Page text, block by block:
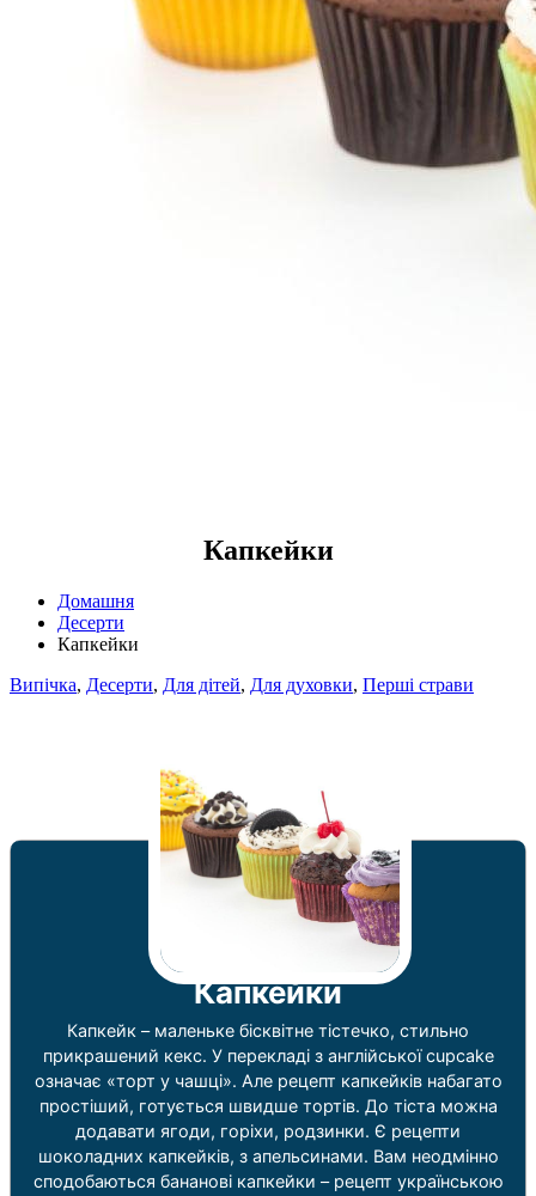
Капкейки
Домашня
Десерти
Капкейки
Випічка, Десерти, Для дітей, Для духовки, Перші страви
Капкейки
Капкейк – маленьке бісквітне тістечко, стильно
прикрашений кекс. У перекладі з англійської cupcake
означає «торт у чашці». Але рецепт капкейків набагато
простіший, готується швидше тортів. До тіста можна
додавати ягоди, горіхи, родзинки. Є рецепти
шоколадних капкейків, з апельсинами. Вам неодмінно
сподобаються бананові капкейки – рецепт українською